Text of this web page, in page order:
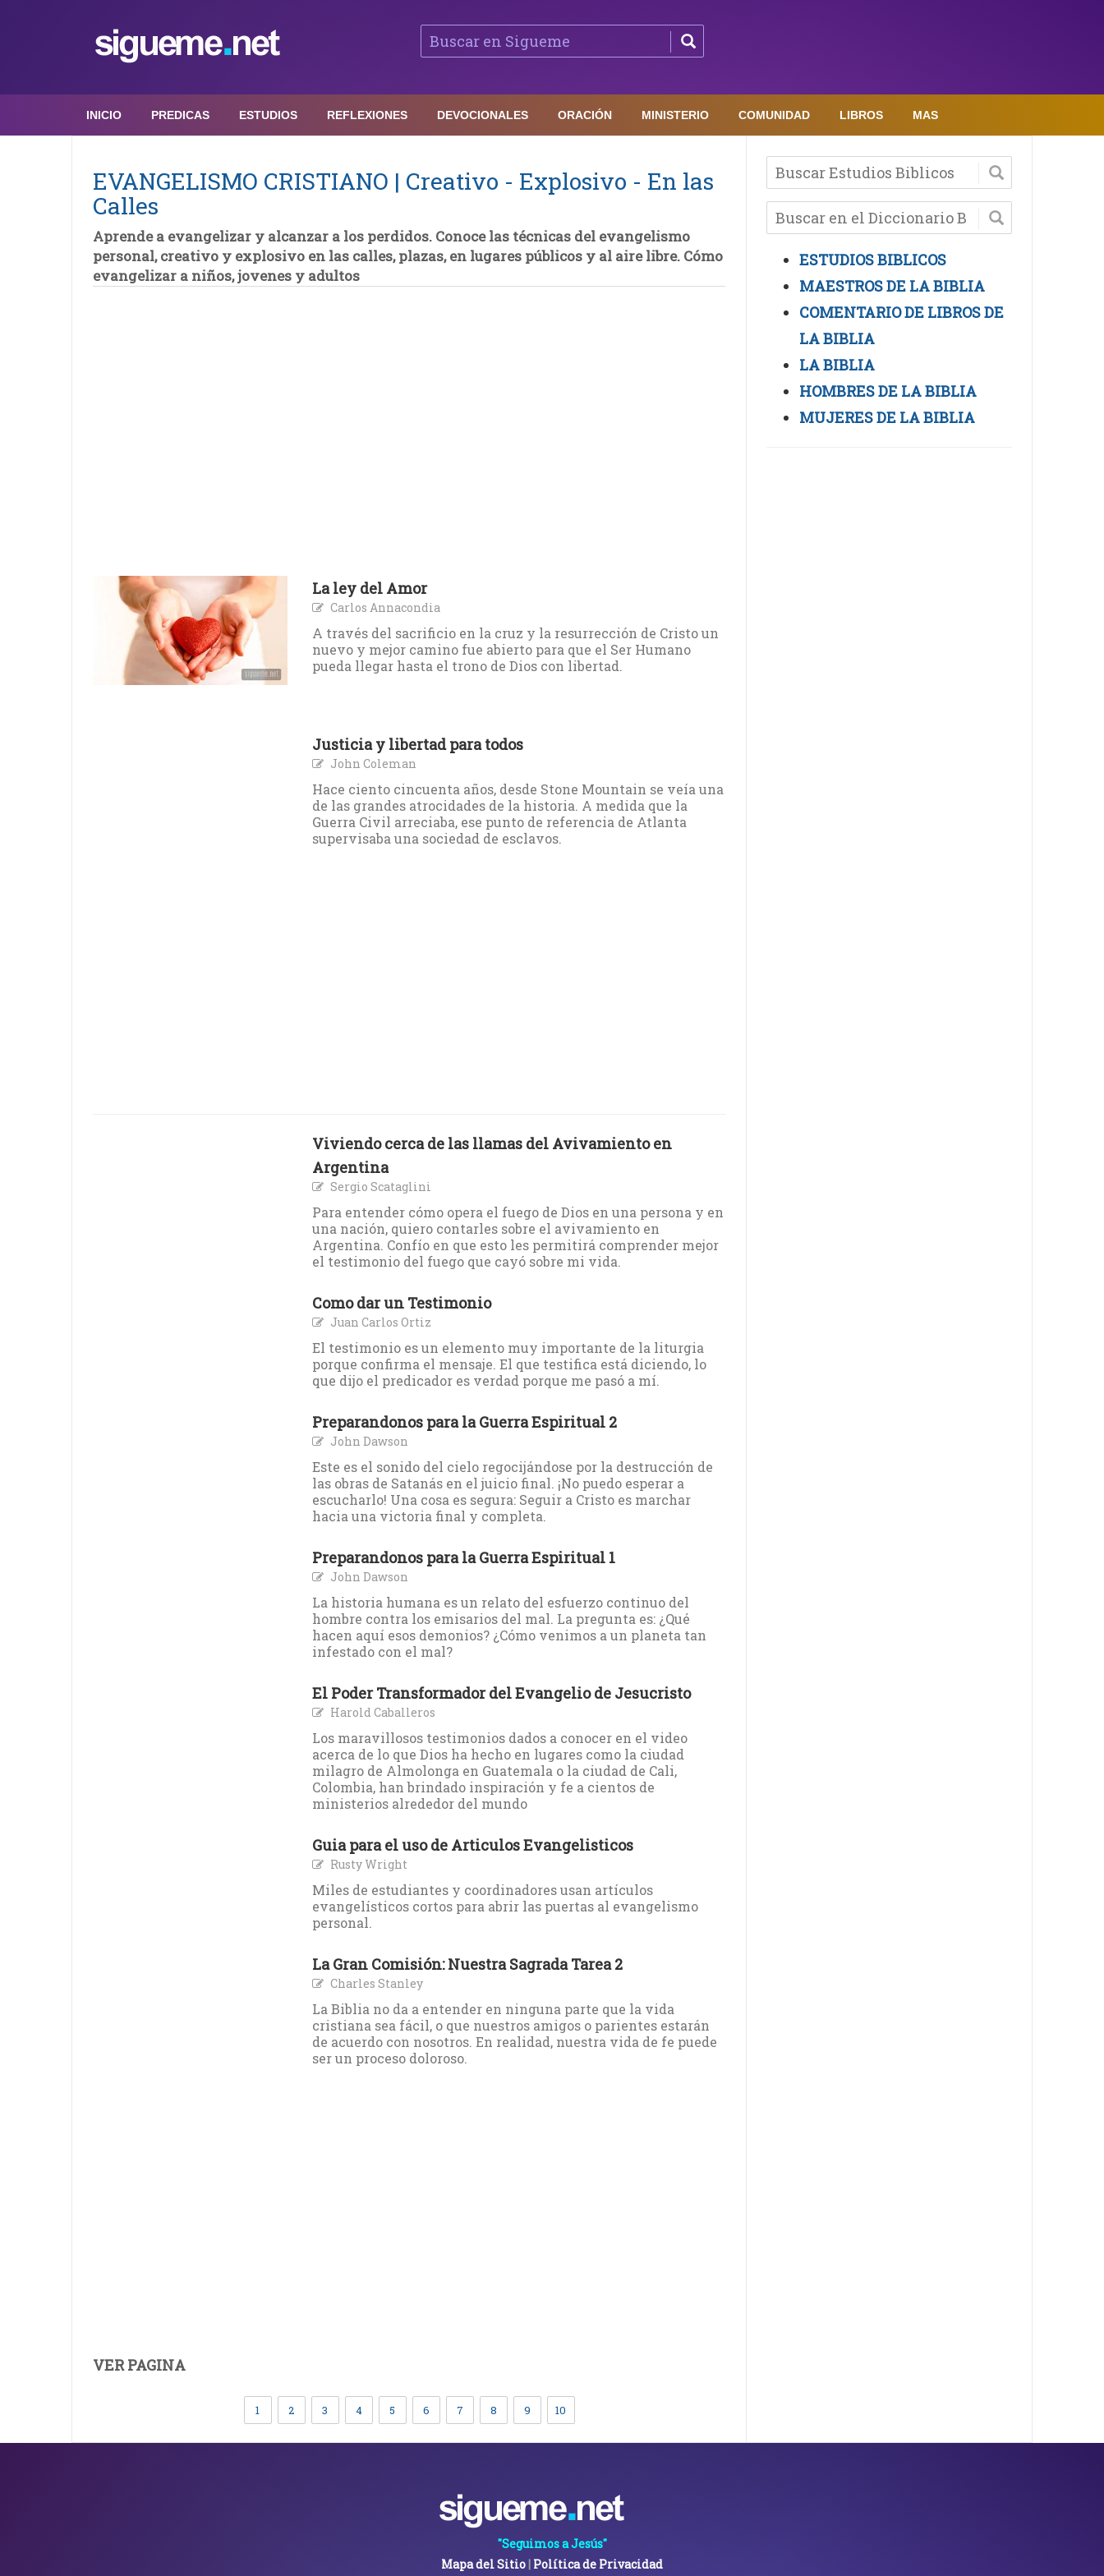
INICIO PREDICAS ESTUDIOS REFLEXIONES DEVOCIONALES ORACIÓN MINISTERIO COMUNIDAD LIBROS MAS
EVANGELISMO CRISTIANO | Creativo - Explosivo - En las
Calles
Aprende a evangelizar y alcanzar a los perdidos. Conoce las técnicas del evangelismo
personal, creativo y explosivo en las calles, plazas, en lugares públicos y al aire libre. Cómo
evangelizar a niños, jovenes y adultos
La ley del Amor
Carlos Annacondia
A través del sacrificio en la cruz y la resurrección de Cristo un
nuevo y mejor camino fue abierto para que el Ser Humano
pueda llegar hasta el trono de Dios con libertad.
Justicia y libertad para todos
John Coleman
Hace ciento cincuenta años, desde Stone Mountain se veía una
de las grandes atrocidades de la historia. A medida que la
Guerra Civil arreciaba, ese punto de referencia de Atlanta
supervisaba una sociedad de esclavos.
Viviendo cerca de las llamas del Avivamiento en
Argentina
Sergio Scataglini
Para entender cómo opera el fuego de Dios en una persona y en
una nación, quiero contarles sobre el avivamiento en
Argentina. Confío en que esto les permitirá comprender mejor
el testimonio del fuego que cayó sobre mi vida.
Como dar un Testimonio
Juan Carlos Ortiz
El testimonio es un elemento muy importante de la liturgia
porque confirma el mensaje. El que testifica está diciendo, lo
que dijo el predicador es verdad porque me pasó a mí.
Preparandonos para la Guerra Espiritual 2
John Dawson
Este es el sonido del cielo regocijándose por la destrucción de
las obras de Satanás en el juicio final. ¡No puedo esperar a
escucharlo! Una cosa es segura: Seguir a Cristo es marchar
hacia una victoria final y completa.
Preparandonos para la Guerra Espiritual 1
John Dawson
La historia humana es un relato del esfuerzo continuo del
hombre contra los emisarios del mal. La pregunta es: ¿Qué
hacen aquí esos demonios? ¿Cómo venimos a un planeta tan
infestado con el mal?
El Poder Transformador del Evangelio de Jesucristo
Harold Caballeros
Los maravillosos testimonios dados a conocer en el video
acerca de lo que Dios ha hecho en lugares como la ciudad
milagro de Almolonga en Guatemala o la ciudad de Cali,
Colombia, han brindado inspiración y fe a cientos de
ministerios alrededor del mundo
Guia para el uso de Articulos Evangelisticos
Rusty Wright
Miles de estudiantes y coordinadores usan artículos
evangelísticos cortos para abrir las puertas al evangelismo
personal.
La Gran Comisión: Nuestra Sagrada Tarea 2
Charles Stanley
La Biblia no da a entender en ninguna parte que la vida
cristiana sea fácil, o que nuestros amigos o parientes estarán
de acuerdo con nosotros. En realidad, nuestra vida de fe puede
ser un proceso doloroso.
VER PAGINA
1 2 3 4 5 6 7 8 9 10
ESTUDIOS BIBLICOS
MAESTROS DE LA BIBLIA
COMENTARIO DE LIBROS DE
LA BIBLIA
LA BIBLIA
HOMBRES DE LA BIBLIA
MUJERES DE LA BIBLIA
"Seguimos a Jesús"
Mapa del Sitio| Política de Privacidad